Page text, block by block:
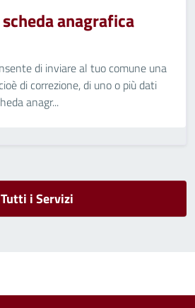
anagrafica
di inviare al tuo comune una
di correzione, di uno o più dati
anagr...
Tutti i Servizi